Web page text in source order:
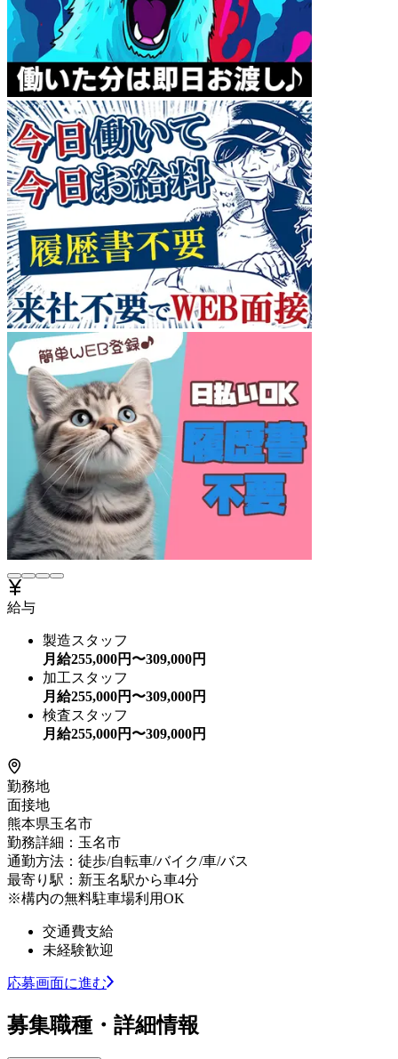
給与
製造スタッフ
月給255,000円〜309,000円
加工スタッフ
月給255,000円〜309,000円
検査スタッフ
月給255,000円〜309,000円
勤務地
面接地
熊本県玉名市
勤務詳細：玉名市
通勤方法：徒歩/自転車/バイク/車/バス
最寄り駅：新玉名駅から車4分
※構内の無料駐車場利用OK
交通費支給
未経験歓迎
応募画面に進む
募集職種・詳細情報